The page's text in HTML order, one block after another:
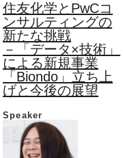
住友化学とPwCコ
ンサルティングの
新たな挑戦
－「データ×技術」
による新規事業
「Biondo」立ち上
げと今後の展望
Speaker